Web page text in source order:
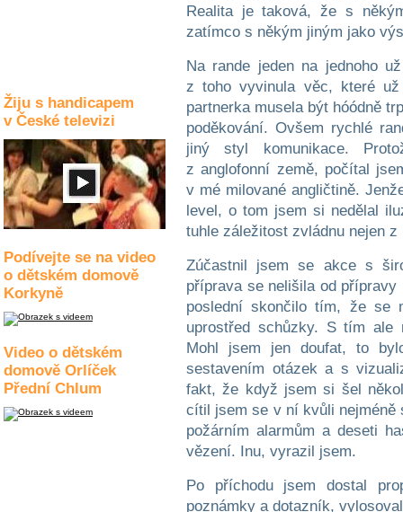
Žiju s handicapem
v České televizi
Podívejte se na video
o dětském domově
Korkyně
Video o dětském
domově Orlíček
Přední Chlum
Realita je taková, že s
zatímco s někým jiným jako
Na rande jeden na jednoho
z toho vyvinula věc, které
partnerka musela být hóódně
poděkování. Ovšem rychlé
jiný styl komunikace.
z anglofonní země, počítal
v mé milované angličtině.
level, o tom jsem si nedělal
tuhle záležitost zvládnu nejen
Zúčastnil jsem se akce s
příprava se nelišila od
poslední skončilo tím, že se
uprostřed schůzky. S tím ale
Mohl jsem jen doufat, to
sestavením otázek a s
fakt, že když jsem si šel
cítil jsem se v ní kvůli nejméně
požárním alarmům a deseti
vězení. Inu, vyrazil jsem.
Po příchodu jsem dostal
poznámky a dotazník,